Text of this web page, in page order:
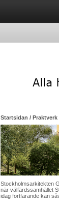
Startsidan /
Stockholmsarkitekten
när välfärdssamhället
idag fortfarande kan